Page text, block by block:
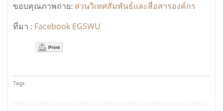
ขอบคุณภาพถ่าย: ส่วนวิเทศสัมพันธ์และสื่อสารองค์กร
ที่มา : Facebook EGSWU
Print
Tags: